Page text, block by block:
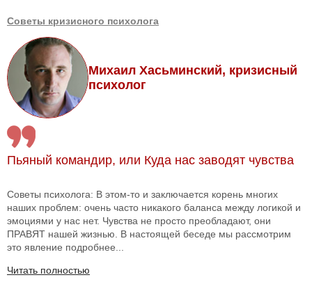
Советы кризисного психолога
Михаил Хасьминский, кризисный
психолог
Пьяный командир, или Куда нас заводят чувства
Советы психолога: В этом-то и заключается корень многих
наших проблем: очень часто никакого баланса между логикой и
эмоциями у нас нет. Чувства не просто преобладают, они
ПРАВЯТ нашей жизнью. В настоящей беседе мы рассмотрим
это явление подробнее...
Читать полностью